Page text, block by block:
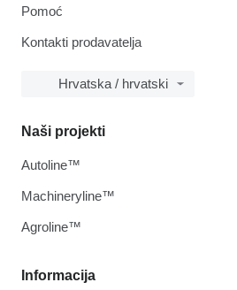
Pomoć
Kontakti prodavatelja
Hrvatska / hrvatski
Informacija
Naši projekti
Autoline™
Machineryline™
Agroline™